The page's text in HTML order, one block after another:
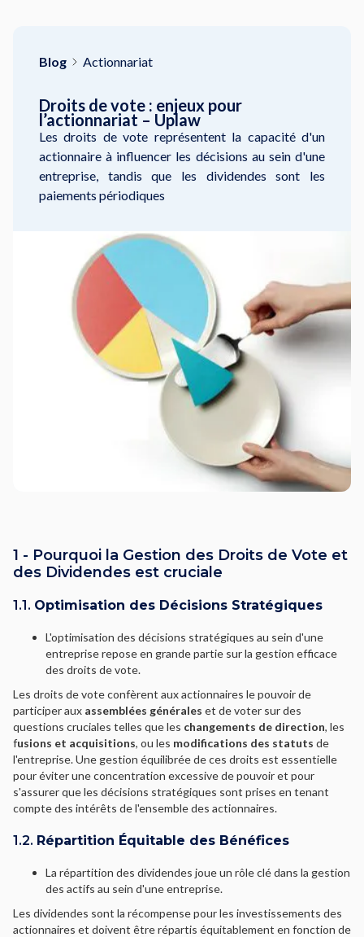
Blog Actionnariat
Droits de vote : enjeux pour
l’actionnariat – Uplaw
Les droits de vote représentent la capacité d'un
actionnaire à influencer les décisions au sein d'une
entreprise, tandis que les dividendes sont les
paiements périodiques
1 - Pourquoi la Gestion des Droits de Vote et
des Dividendes est cruciale
1.1. Optimisation des Décisions Stratégiques
L'optimisation des décisions stratégiques au sein d'une
entreprise repose en grande partie sur la gestion efficace
des droits de vote.
Les droits de vote confèrent aux actionnaires le pouvoir de
participer aux assemblées générales et de voter sur des
questions cruciales telles que les changements de direction, les
fusions et acquisitions, ou les modifications des statuts de
l'entreprise. Une gestion équilibrée de ces droits est essentielle
pour éviter une concentration excessive de pouvoir et pour
s'assurer que les décisions stratégiques sont prises en tenant
compte des intérêts de l'ensemble des actionnaires.
1.2. Répartition Équitable des Bénéfices
La répartition des dividendes joue un rôle clé dans la gestion
des actifs au sein d'une entreprise.
Les dividendes sont la récompense pour les investissements des
actionnaires et doivent être répartis équitablement en fonction de